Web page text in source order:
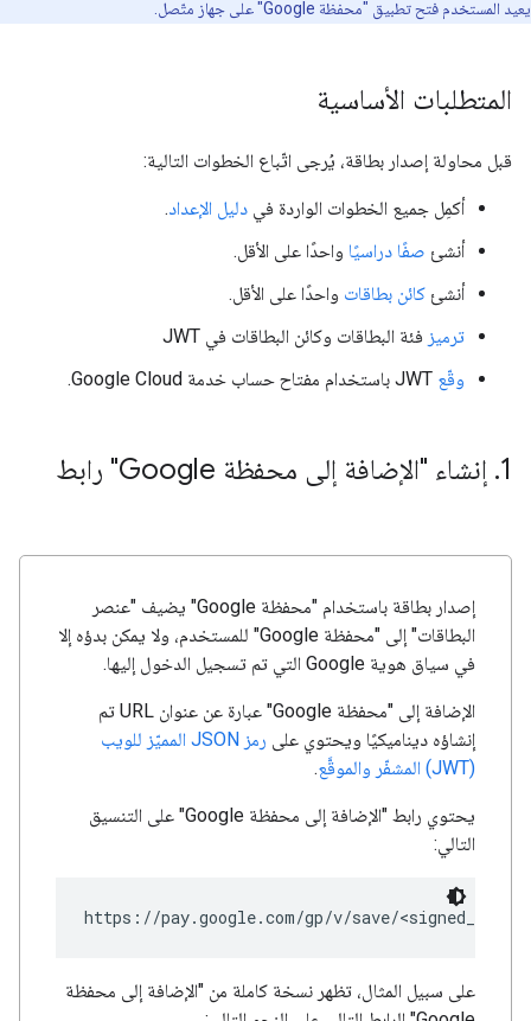
يعيد المستخدم فتح تطبيق "محفظة Google" على جهاز متّصل.
المتطلبات الأساسية
قبل محاولة إصدار بطاقة، يُرجى اتّباع الخطوات التالية:
أكمِل جميع الخطوات الواردة في دليل الإعداد.
أنشئ صفًا دراسيًا واحدًا على الأقل.
أنشئ كائن بطاقات واحدًا على الأقل.
ترميز فئة البطاقات وكائن البطاقات في JWT
وقّع
1
. إنشاء "الإضافة إلى محفظة Google" رابط
إصدار بطاقة باستخدام "محفظة Google" يضيف "عنصر
البطاقات" إلى "محفظة Google" للمستخدم، ولا يمكن بدؤه إلا
في سياق هوية Google التي تم تسجيل الدخول إليها.
الإضافة إلى "محفظة Google" عبارة عن عنوان URL تم
إنشاؤه ديناميكيًا ويحتوي على
رمز JSON المميّز للويب
(JWT) المشفّر والموقَّع
.
يحتوي رابط "الإضافة إلى محفظة Google" على التنسيق
التالي:
على سبيل المثال، تظهر نسخة كاملة من "الإضافة إلى محفظة